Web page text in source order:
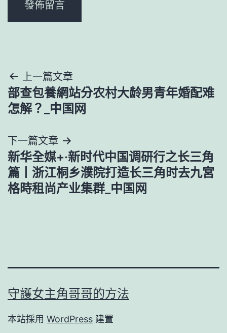
文
章
覽
上一篇文章
部查包養網站分农村大龄男青年婚配难
怎解？_中国网
下一篇文章
新华全媒+·新时代中国调研行之长三角
篇丨浙江桐乡濮院打造长三角时去九宮
格時租尚产业集群_中国网
守護女主角哥哥的方法
本站採用 WordPress 建置